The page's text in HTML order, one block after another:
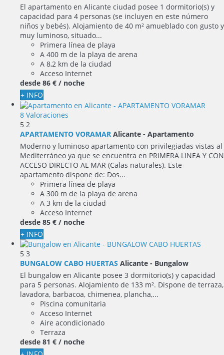
El apartamento en Alicante ciudad posee 1 dormitorio(s) y
capacidad para 4 personas (se incluyen en este número
niños y bebés). Alojamiento de 40 m² amueblado con gusto y
muy luminoso, situado...
Primera línea de playa
A 400 m de la playa de arena
A 8,2 km de la ciudad
Acceso Internet
desde 86 € / noche
+ INFO
8 Valoraciones
5 2
APARTAMENTO VORAMAR Alicante - Apartamento
Moderno y luminoso apartamento con privilegiadas vistas al
Mediterráneo ya que se encuentra en PRIMERA LINEA Y CON
ACCESO DIRECTO AL MAR (Calas naturales). Este
apartamento dispone de: Dos...
Primera línea de playa
A 300 m de la playa de arena
A 3 km de la ciudad
Acceso Internet
desde 85 € / noche
+ INFO
5 3
BUNGALOW CABO HUERTAS Alicante - Bungalow
El bungalow en Alicante posee 3 dormitorio(s) y capacidad
para 5 personas. Alojamiento de 133 m². Dispone de terraza,
lavadora, barbacoa, chimenea, plancha,...
Piscina comunitaria
Acceso Internet
Aire acondicionado
Terraza
desde 81 € / noche